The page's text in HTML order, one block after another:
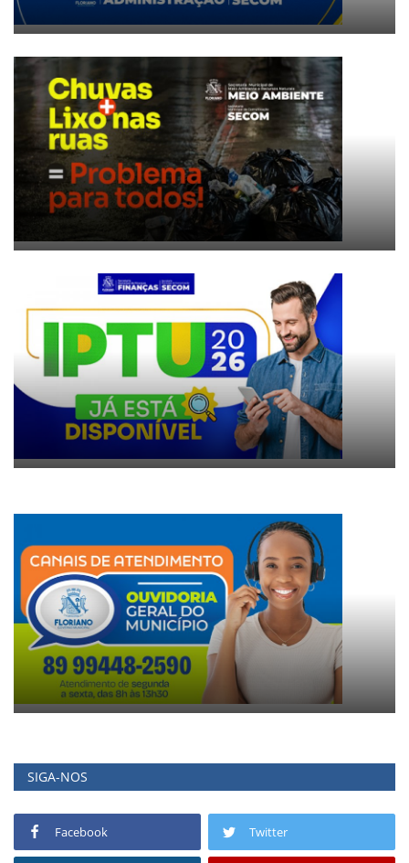
SIGA-NOS
Facebook Twitter